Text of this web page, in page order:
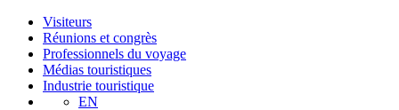
Visiteurs
Réunions et congrès
Professionnels du voyage
Médias touristiques
Industrie touristique
EN